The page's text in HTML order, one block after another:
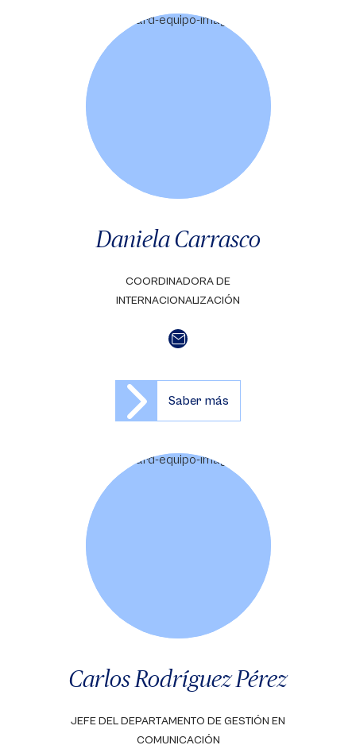
Daniela Carrasco
COORDINADORA DE
INTERNACIONALIZACIÓN
Saber más
Carlos Rodríguez Pérez
JEFE DEL DEPARTAMENTO DE GESTIÓN EN
COMUNICACIÓN